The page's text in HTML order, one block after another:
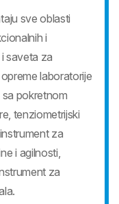
sve oblasti
i
saveta za
laboratorije
sa pokretnom
tenziometrijski
za
i agilnosti,
za